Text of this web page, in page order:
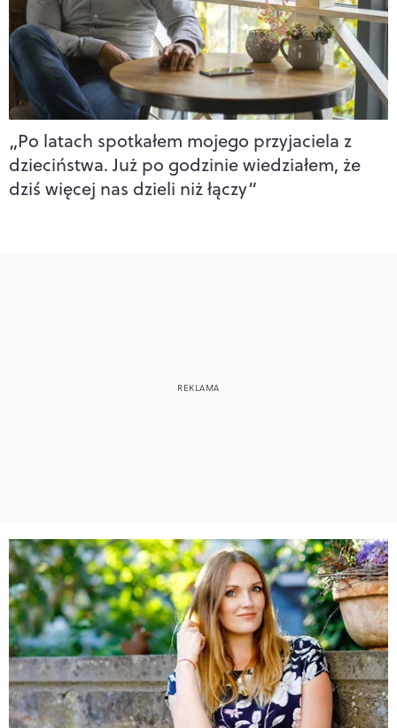
„Po latach spotkałem mojego przyjaciela z
dzieciństwa. Już po godzinie wiedziałem, że
dziś więcej nas dzieli niż łączy”